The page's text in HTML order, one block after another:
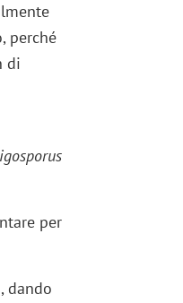
perché
di
per
dando